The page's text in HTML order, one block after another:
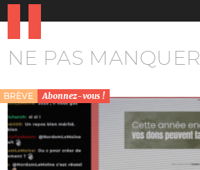
NE PAS MANQUER
BRÈVE Abonnez-vous !